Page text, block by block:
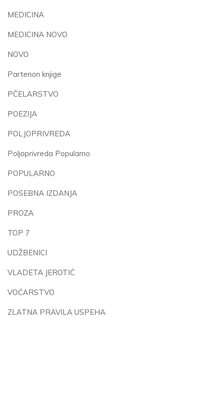
MEDICINA
MEDICINA NOVO
NOVO
Partenon knjige
PČELARSTVO
POEZIJA
POLJOPRIVREDA
Poljoprivreda Popularno
POPULARNO
POSEBNA IZDANJA
PROZA
TOP 7
UDŽBENICI
VLADETA JEROTIĆ
VOĆARSTVO
ZLATNA PRAVILA USPEHA